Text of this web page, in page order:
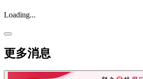
Loading...
更多消息